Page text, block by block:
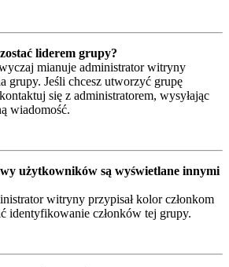
liderem grupy?
mianuje administrator witryny
grupy. Jeśli chcesz utworzyć grupę
się z administratorem, wysyłając
wiadomość.
użytkowników są wyświetlane innymi
witryny przypisał kolor członkom
identyfikowanie członków tej grupy.